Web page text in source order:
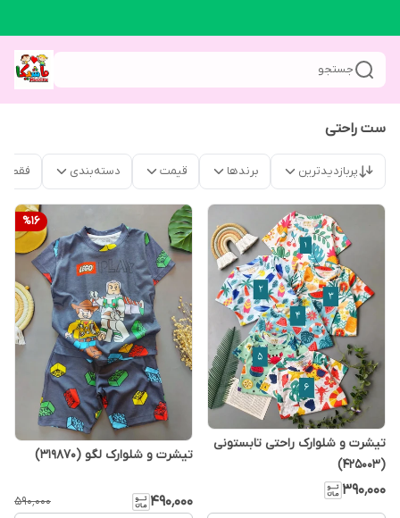
جستجو
ست راحتی
پربازدیدترین برندها قیمت دسته‌بندی فقط
تیشرت و شلوارک راحتی تابستونی
(425003)
۳۹۰٬۰۰۰
%16
تیشرت و شلوارک لگو (319870)
۴۹۰٬۰۰۰ ۵۹۰٬۰۰۰